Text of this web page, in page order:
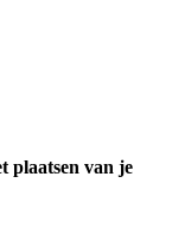
plaatsen van je